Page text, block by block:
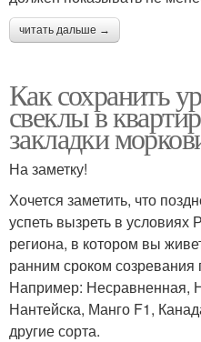
читать дальше →
Как сохранить
свеклы в
закладки
На заметку!
Хочется заметить, что
успеть вызреть в условиях
региона, в котором вы
ранним сроком созревания
Например: Несравненная,
Нантейска, Манго F1,
другие сорта.